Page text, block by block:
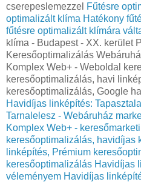
cserepeslemezzel Fűtésre
optimalizált klíma Hatékony
fűtésre optimalizált klímára
klíma - Budapest - XX. kerület
Keresőoptimalizálás
Komplex Web+ - Weboldal
keresőoptimalizálás, havi
keresőoptimalizálás, Google
Havidíjas linképítés:
Tarnalelesz - Webáruház
Komplex Web+ -
keresőoptimalizálás, havidíjas
linképítés, Prémium
keresőoptimalizálás Havidíjas
véleményem Havidíjas